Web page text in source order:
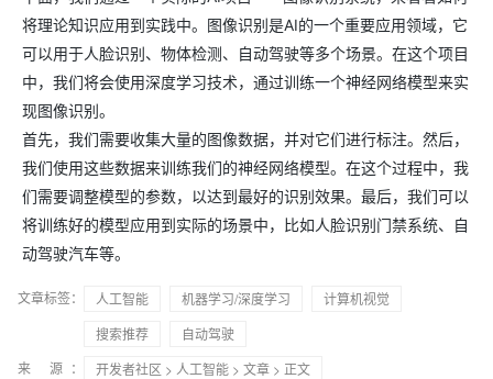
将理论知识应用到实践中。图像识别是AI的一个重要应用领域，它
可以用于人脸识别、物体检测、自动驾驶等多个场景。在这个项目
中，我们将会使用深度学习技术，通过训练一个神经网络模型来实
现图像识别。
首先，我们需要收集大量的图像数据，并对它们进行标注。然后，
我们使用这些数据来训练我们的神经网络模型。在这个过程中，我
们需要调整模型的参数，以达到最好的识别效果。最后，我们可以
将训练好的模型应用到实际的场景中，比如人脸识别门禁系统、自
动驾驶汽车等。
文章标签： 人工智能 机器学习/深度学习
计算机视觉
搜索推荐
自动驾驶
来 源：
开发者社区 > 人工智能 > 文章 > 正文